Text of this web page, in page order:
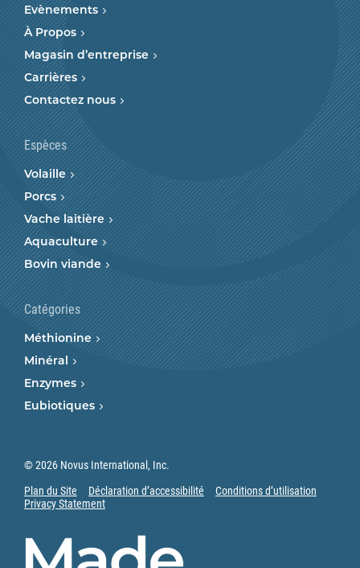
Evènements
À Propos
Magasin d’entreprise
Carrières
Contactez nous
Espèces
Volaille
Porcs
Vache laitière
Aquaculture
Bovin viande
Catégories
Méthionine
Minéral
Enzymes
Eubiotiques
© 2026 Novus International, Inc.
Plan du Site
Déclaration d’accessibilité
Conditions d’utilisation
Privacy Statement